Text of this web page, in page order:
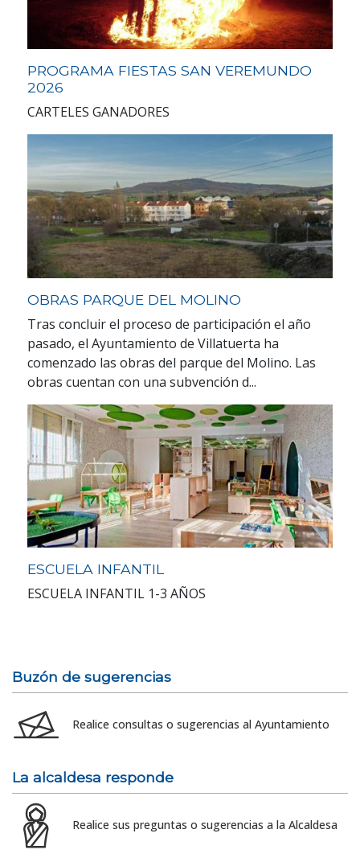
PROGRAMA FIESTAS SAN VEREMUNDO
2026
CARTELES GANADORES
OBRAS PARQUE DEL MOLINO
Tras concluir el proceso de participación el año
pasado, el Ayuntamiento de Villatuerta ha
comenzado las obras del parque del Molino. Las
obras cuentan con una subvención d...
ESCUELA INFANTIL
ESCUELA INFANTIL 1-3 AÑOS
Buzón de sugerencias
Realice consultas o sugerencias al Ayuntamiento
La alcaldesa responde
Realice sus preguntas o sugerencias a la Alcaldesa